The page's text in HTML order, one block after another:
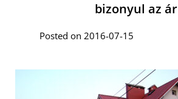
bizonyul az ár
Posted on 2016-07-15